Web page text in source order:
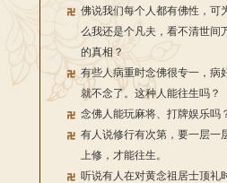
佛说我们每个人都有佛性，可
么我还是个凡夫，看不清世间
的真相？
有些人病重时念佛很专一，病
就不念了。这种人能往生吗？
念佛人能玩麻将、打牌娱乐吗
有人说修行有次第，要一层一
上修，才能往生。
听说有人在对黄念祖居士顶礼